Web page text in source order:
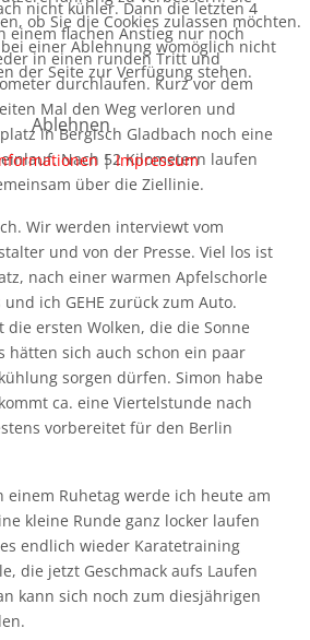
nicht kühler. Dann die letzten 4
einem flachen Anstieg nur noch
in einen runden Tritt und
durchlaufen. Kurz vor dem
Mal den Weg verloren und
in Bergisch Gladbach noch eine
Nach 52 Kilometern laufen
über die Ziellinie.
Wir werden interviewt vom
und von der Presse. Viel los ist
nach einer warmen Apfelschorle
ich GEHE zurück zum Auto.
die ersten Wolken, die die Sonne
hätten sich auch schon ein paar
sorgen dürfen. Simon habe
ca. eine Viertelstunde nach
vorbereitet für den Berlin
einem Ruhetag werde ich heute am
kleine Runde ganz locker laufen
endlich wieder Karatetraining
die jetzt Geschmack aufs Laufen
kann sich noch zum diesjährigen
ob Sie die Cookies zulassen möchten.
einer Ablehnung womöglich nicht
der Seite zur Verfügung stehen.
Ablehnen
|Impressum